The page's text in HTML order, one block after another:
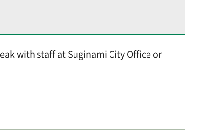
with staff at Suginami City Office or